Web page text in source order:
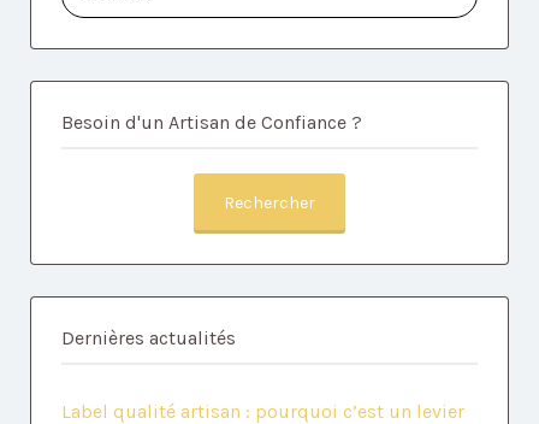
Besoin d'un Artisan de Confiance ?
Rechercher
Dernières actualités
Label qualité artisan : pourquoi c’est un levier